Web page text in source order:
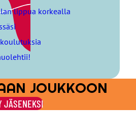
lippua korkealla
JOUKKOON
JÄSENEKSI